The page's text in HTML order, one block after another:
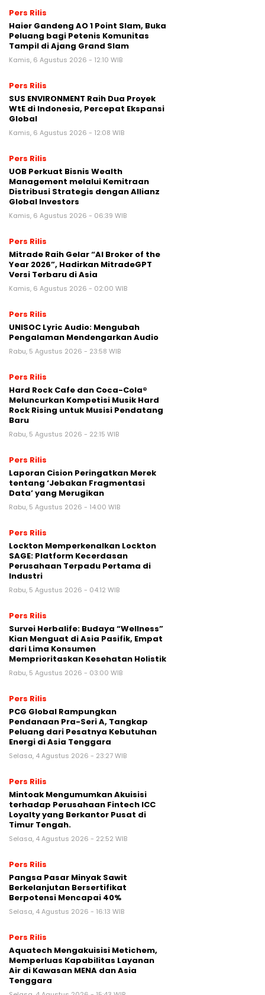
Pers Rilis
Haier Gandeng AO 1 Point Slam, Buka
Peluang bagi Petenis Komunitas
Tampil di Ajang Grand Slam
Kamis, 6 Agustus 2026 - 12:10 WIB
Pers Rilis
SUS ENVIRONMENT Raih Dua Proyek
WtE di Indonesia, Percepat Ekspansi
Global
Kamis, 6 Agustus 2026 - 12:08 WIB
Pers Rilis
UOB Perkuat Bisnis Wealth
Management melalui Kemitraan
Distribusi Strategis dengan Allianz
Global Investors
Kamis, 6 Agustus 2026 - 06:39 WIB
Pers Rilis
Mitrade Raih Gelar “AI Broker of the
Year 2026”, Hadirkan MitradeGPT
Versi Terbaru di Asia
Kamis, 6 Agustus 2026 - 02:00 WIB
Pers Rilis
UNISOC Lyric Audio: Mengubah
Pengalaman Mendengarkan Audio
Rabu, 5 Agustus 2026 - 23:58 WIB
Pers Rilis
Hard Rock Cafe dan Coca-Cola®
Meluncurkan Kompetisi Musik Hard
Rock Rising untuk Musisi Pendatang
Baru
Rabu, 5 Agustus 2026 - 22:15 WIB
Pers Rilis
Laporan Cision Peringatkan Merek
tentang ‘Jebakan Fragmentasi
Data’ yang Merugikan
Rabu, 5 Agustus 2026 - 14:00 WIB
Pers Rilis
Lockton Memperkenalkan Lockton
SAGE: Platform Kecerdasan
Perusahaan Terpadu Pertama di
Industri
Rabu, 5 Agustus 2026 - 04:12 WIB
Pers Rilis
Survei Herbalife: Budaya “Wellness”
Kian Menguat di Asia Pasifik, Empat
dari Lima Konsumen
Memprioritaskan Kesehatan Holistik
Rabu, 5 Agustus 2026 - 03:00 WIB
Pers Rilis
PCG Global Rampungkan
Pendanaan Pra-Seri A, Tangkap
Peluang dari Pesatnya Kebutuhan
Energi di Asia Tenggara
Selasa, 4 Agustus 2026 - 23:27 WIB
Pers Rilis
Mintoak Mengumumkan Akuisisi
terhadap Perusahaan Fintech ICC
Loyalty yang Berkantor Pusat di
Timur Tengah.
Selasa, 4 Agustus 2026 - 22:52 WIB
Pers Rilis
Pangsa Pasar Minyak Sawit
Berkelanjutan Bersertifikat
Berpotensi Mencapai 40%
Selasa, 4 Agustus 2026 - 16:13 WIB
Pers Rilis
Aquatech Mengakuisisi Metichem,
Memperluas Kapabilitas Layanan
Air di Kawasan MENA dan Asia
Tenggara